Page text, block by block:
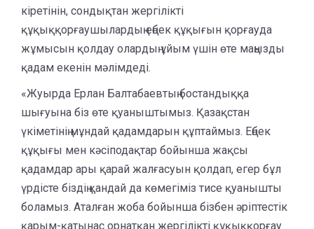
кіретінін, сондықтан жергілікті
құқыққорғаушылардың еңбек құқығын қорғауда
жұмысын қолдау олардың ұйым үшін өте маңызды
қадам екенін мәлімдеді.
«Жуырда Ерлан Балтабаевтың бостандыққа
шығуына біз өте қуаныштымыз. Қазақстан
үкіметінің мұндай қадамдарын құптаймыз. Еңбек
құқығы мен кәсіподақтар бойынша жақсы
қадамдар ары қарай жалғасуын қолдап, егер бұл
үрдісте біздің қандай да көмегіміз тисе қуанышты
боламыз. Аталған жоба бойынша бізбен әріптестік
қарым-қатынас орнатқан жергілікті құқыққорғау